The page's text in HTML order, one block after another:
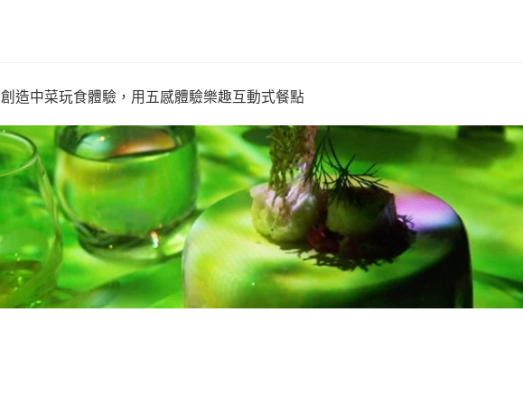
創造中菜玩食體驗，用五感體驗樂趣互動式餐點